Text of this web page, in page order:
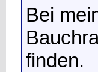
Bei
finden.